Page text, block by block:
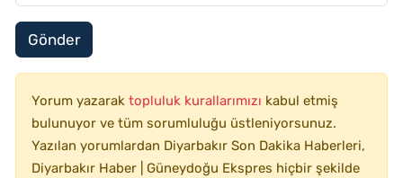
Gönder
Yorum yazarak topluluk kurallarımızı kabul etmiş
bulunuyor ve tüm sorumluluğu üstleniyorsunuz.
Yazılan yorumlardan Diyarbakır Son Dakika Haberleri,
Diyarbakır Haber | Güneydoğu Ekspres hiçbir şekilde